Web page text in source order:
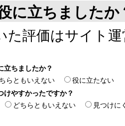
に立ちましたか
た評価はサイト
立ちましたか？
らともいえない
役に立たない
けやすかったですか？
どちらともいえない 見つけに